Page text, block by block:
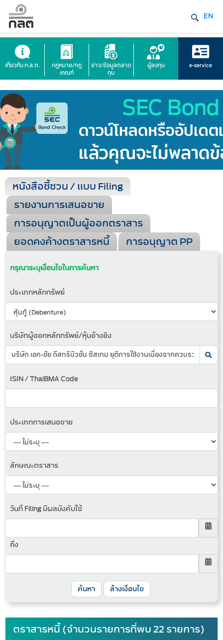
EN
เกี่ยวกับ ก.ล.ต.
กฎหมาย/กฎ
เกณฑ์
ข่าว/ข้อมูลตลาด
ทุน
ผู้ลงทุน e-service
หนังสือชี้ชวน / แบบ Filing
รายงานการเสนอขาย
การอนุญาตเป็นผู้ออกตราสาร
ยอดคงค้างตราสารหนี้
การอนุญาต PP
กรุณาระบุเงื่อนไขในการค้นหา
ประเภทหลักทรัพย์
บริษัทผู้ออกหลักทรัพย์/หุ้นอ้างอิง
ISIN / ThaiBMA Code
ประเภทการเสนอขาย
ลักษณะตราสาร
วันที่ Filing มีผลบังคับใช้
ถึง
ค้นหา ล้างเงื่อนไข
ตราสารหนี้ (จำนวนรายการที่พบ 22 รายการ)